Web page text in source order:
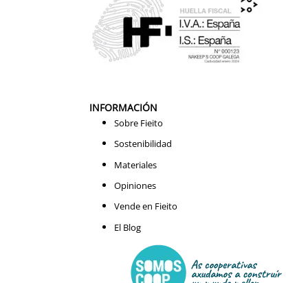
INFORMACIÓN
Sobre Fieito
Sostenibilidad
Materiales
Opiniones
Vende en Fieito
El Blog